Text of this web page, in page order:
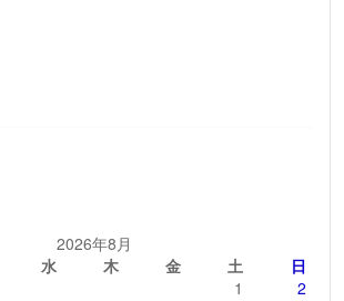
2026年8月
水 木 金 土
日
1
2